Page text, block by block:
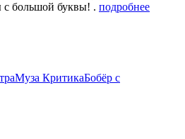
с большой буквы! . подробнее
Муза КритикаБобёр с